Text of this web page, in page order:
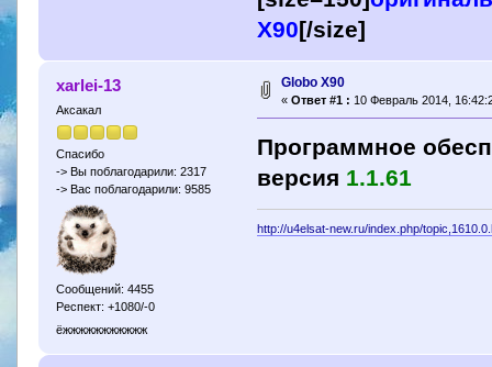
X90[/size]
xarlei-13
Аксакал
Спасибо
-> Вы поблагодарили: 2317
-> Вас поблагодарили: 9585
Сообщений: 4455
Респект: +1080/-0
ёжжжжжжжжжжж
Globo X90
« Ответ #1 : 10 Февраль 2014,
Программное
версия 1.1.61
http://u4elsat-new.ru/index.php/